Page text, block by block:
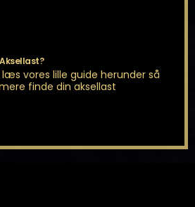
vores lille guide herunder så
finde din aksellast